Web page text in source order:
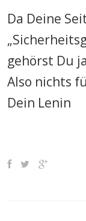
Da Deine
gehörst Du
Also nichts
Dein Lenin